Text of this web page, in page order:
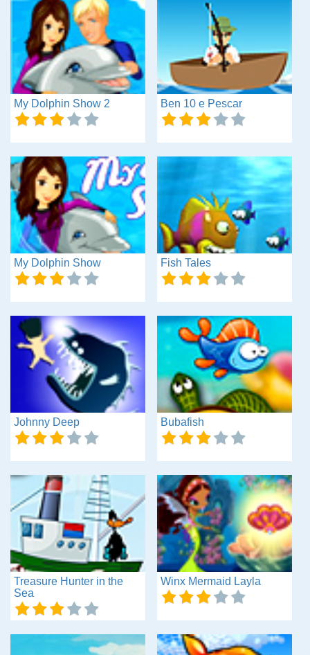
My Dolphin Show 2 Ben 10 e Pescar
My Dolphin Show Fish Tales
Johnny Deep Bubafish
Treasure Hunter in the
Sea
Winx Mermaid Layla